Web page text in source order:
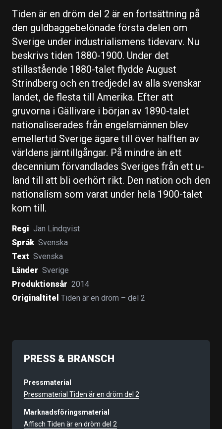
Tiden är en dröm del 2 är en fortsättning på
den guldbaggebelönade första delen om
Sverige under industrialismens tidevarv. Nu
beskrivs tiden 1880-1900. Under det
stillastående 1880-talet flydde August
Strindberg och en tredjedel av alla svenskar
landet, de flesta till Amerika. Efter att
gruvorna i Gällivare i början av 1890-talet
nationaliserades från engelsmännen blev
emellertid Sverige ägare till över hälften av
världens järntillgångar. På mindre än ett
decennium förvandlades Sveriges från ett u-
land till att bli oerhört rikt. Den nation och den
nationalism som varat under hela 1900-talet
kom till.
Regi Jan Lindqvist
Språk Svenska
Text Svenska
Länder Sverige
Produktionsår 2014
Originaltitel Tiden är en dröm – del 2
PRESS & BRANSCH
Pressmaterial
Pressmaterial Tiden är en dröm del 2
Marknadsföringsmaterial
Affisch Tiden är en dröm del 2